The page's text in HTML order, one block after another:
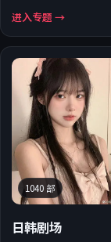
进入专题 →
1040 部
日韩剧场